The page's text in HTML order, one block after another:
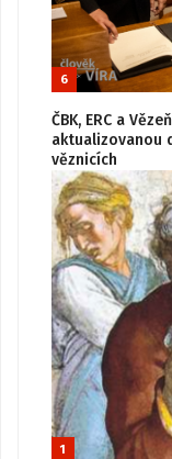
6
ČBK, ERC a
aktualizovanou
věznicích
1